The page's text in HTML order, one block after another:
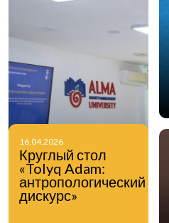
16.04.2026
Круглый стол
«Tolyq Adam:
антропологический
дискурс»